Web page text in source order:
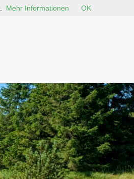
Mehr Informationen OK